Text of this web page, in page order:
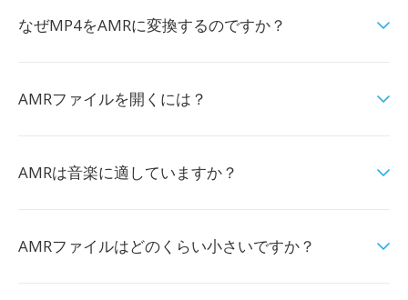
なぜMP4をAMRに変換するのですか？
AMRファイルを開くには？
AMRは音楽に適していますか？
AMRファイルはどのくらい小さいですか？